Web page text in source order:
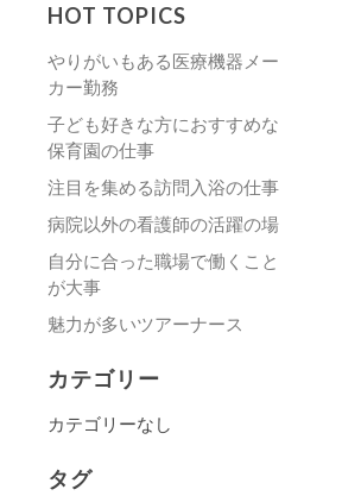
HOT TOPICS
やりがいもある医療機器メー
カー勤務
子ども好きな方におすすめな
保育園の仕事
注目を集める訪問入浴の仕事
病院以外の看護師の活躍の場
自分に合った職場で働くこと
が大事
魅力が多いツアーナース
カテゴリー
カテゴリーなし
タグ